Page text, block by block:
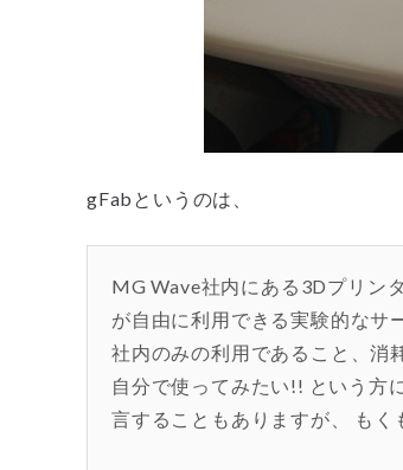
gFabというのは、
MG Wave社内にある3Dプリン
が自由に利用できる実験的なサ
社内のみの利用であること、消
自分で使ってみたい!! という方
言することもありますが、 もく